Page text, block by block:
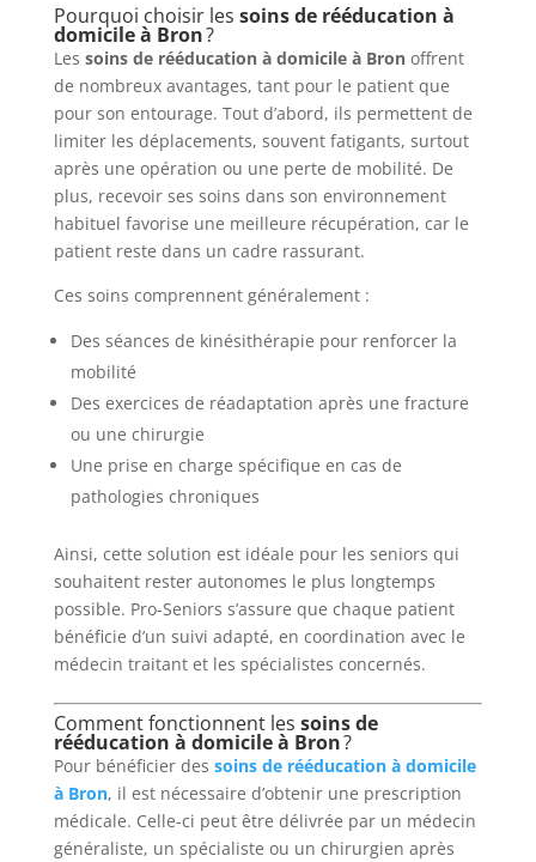
Pourquoi choisir les soins de rééducation à
domicile à Bron?
Les soins de rééducation à domicile à Bronoffrent
de nombreux avantages, tant pour le patient que
pour son entourage. Tout d’abord, ils permettent de
limiter les déplacements, souvent fatigants, surtout
après une opération ou une perte de mobilité. De
plus, recevoir ses soins dans son environnement
habituel favorise une meilleure récupération, car le
patient reste dans un cadre rassurant.
Ces soins comprennent généralement :
Des séances de kinésithérapie pour renforcer la
mobilité
Des exercices de réadaptation après une fracture
ou une chirurgie
Une prise en charge spécifique en cas de
pathologies chroniques
Ainsi, cette solution est idéale pour les seniors qui
souhaitent rester autonomes le plus longtemps
possible. Pro-Seniors s’assure que chaque patient
bénéficie d’un suivi adapté, en coordination avec le
médecin traitant et les spécialistes concernés.
Comment fonctionnent les soins de
rééducation à domicile à Bron?
Pour bénéficier des soins de rééducation à domicile
à Bron, il est nécessaire d’obtenir une prescription
médicale. Celle-ci peut être délivrée par un médecin
généraliste, un spécialiste ou un chirurgien après